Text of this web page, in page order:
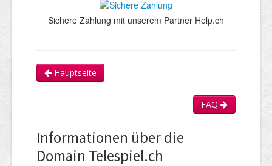
Sichere Zahlung mit unserem Partner Help.ch
Hauptseite
FAQ
Informationen über die
Domain Telespiel.ch